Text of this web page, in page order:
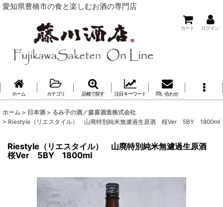
愛知県豊橋市の食と楽しむお酒の専門店
カート ログイン
ホーム カテゴリ 品種で探す 注目キーワード 問い合わせ
ホーム > 日本酒 > るみ子の酒／森喜酒造株式会社
> Riestyle（リエスタイル） 山廃特別純米無濾過生原酒 桜Ver 5BY 1800ml
Riestyle（リエスタイル） 山廃特別純米無濾過生原酒
桜Ver 5BY 1800ml